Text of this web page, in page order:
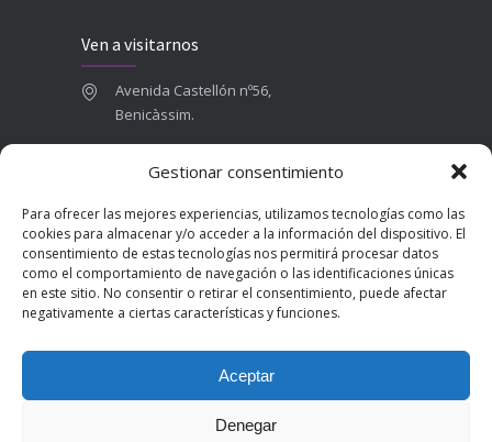
Gestionar consentimiento
Para ofrecer las mejores experiencias, utilizamos tecnologías como las
cookies para almacenar y/o acceder a la información del dispositivo. El
consentimiento de estas tecnologías nos permitirá procesar datos
como el comportamiento de navegación o las identificaciones únicas
en este sitio. No consentir o retirar el consentimiento, puede afectar
negativamente a ciertas características y funciones.
Aceptar
Denegar
Ven a visitarnos
Avenida Castellón nº56,
Benicàssim.
665 787 673
admin@clinicadentalbenicasim.com